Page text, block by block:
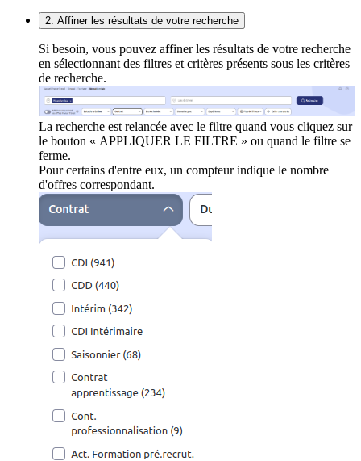
2. Affiner les résultats de votre recherche
Si besoin, vous pouvez affiner les résultats de votre recherche
en sélectionnant des filtres et critères présents sous les critères
de recherche.
La recherche est relancée avec le filtre quand vous cliquez sur
le bouton « APPLIQUER LE FILTRE » ou quand le filtre se
ferme.
Pour certains d'entre eux, un compteur indique le nombre
d'offres correspondant.